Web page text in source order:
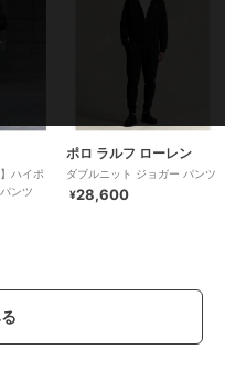
ハイポ
ンツ
ポロ ラルフ ローレン
ダブルニット ジョガー パンツ
¥28,600